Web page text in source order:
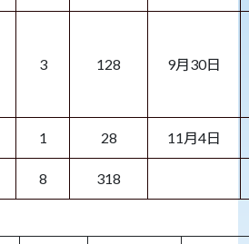
3 128 9月30日
1 28 11月4日
8
318